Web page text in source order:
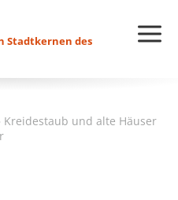
Stadtkernen des
Kreidestaub und alte Häuser